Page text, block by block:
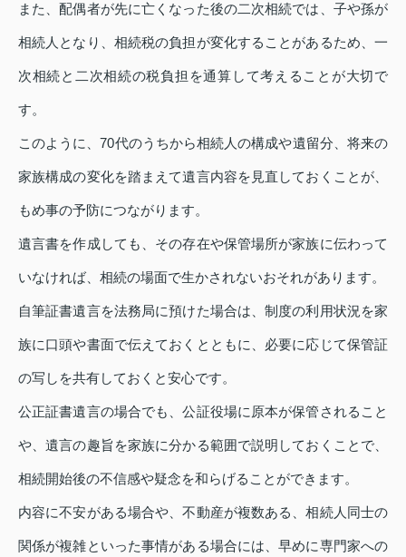
また、配偶者が先に亡くなった後の二次相続では、子や孫が
相続人となり、相続税の負担が変化することがあるため、一
次相続と二次相続の税負担を通算して考えることが大切で
す。
このように、70代のうちから相続人の構成や遺留分、将来の
家族構成の変化を踏まえて遺言内容を見直しておくことが、
もめ事の予防につながります。
遺言書を作成しても、その存在や保管場所が家族に伝わって
いなければ、相続の場面で生かされないおそれがあります。
自筆証書遺言を法務局に預けた場合は、制度の利用状況を家
族に口頭や書面で伝えておくとともに、必要に応じて保管証
の写しを共有しておくと安心です。
公正証書遺言の場合でも、公証役場に原本が保管されること
や、遺言の趣旨を家族に分かる範囲で説明しておくことで、
相続開始後の不信感や疑念を和らげることができます。
内容に不安がある場合や、不動産が複数ある、相続人同士の
関係が複雑といった事情がある場合には、早めに専門家への